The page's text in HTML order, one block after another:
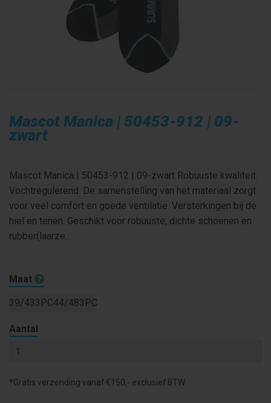
Mascot Manica | 50453-912 | 09-
zwart
Mascot Manica | 50453-912 | 09-zwart Robuuste kwaliteit.
Vochtregulerend. De samenstelling van het materiaal zorgt
voor veel comfort en goede ventilatie. Versterkingen bij de
hiel en tenen. Geschikt voor robuuste, dichte schoenen en
rubber(laarze...
Maat
39/433PC44/483PC
Aantal
*Gratis verzending vanaf €150,- exclusief BTW